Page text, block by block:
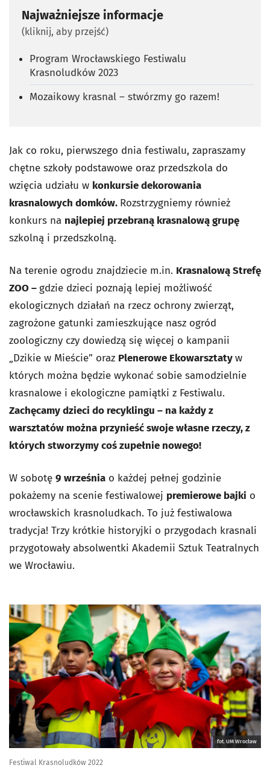
Najważniejsze informacje
(kliknij, aby przejść)
Program Wrocławskiego Festiwalu
Krasnoludków 2023
Mozaikowy krasnal – stwórzmy go razem!
Jak co roku, pierwszego dnia festiwalu, zapraszamy
chętne szkoły podstawowe oraz przedszkola do
wzięcia udziału w konkursie dekorowania
krasnalowych domków. Rozstrzygniemy również
konkurs na najlepiej przebraną krasnalową grupę
szkolną i przedszkolną.
Na terenie ogrodu znajdziecie m.in. Krasnalową Strefę
ZOO –gdzie dzieci poznają lepiej możliwość
ekologicznych działań na rzecz ochrony zwierząt,
zagrożone gatunki zamieszkujące nasz ogród
zoologiczny czy dowiedzą się więcej o kampanii
„Dzikie w Mieście” oraz Plenerowe Ekowarsztatyw
których można będzie wykonać sobie samodzielnie
krasnalowe i ekologiczne pamiątki z Festiwalu.
Zachęcamy dzieci do recyklingu – na każdy z
warsztatów można przynieść swoje własne rzeczy, z
których stworzymy coś zupełnie nowego!
W sobotę 9 września o każdej pełnej godzinie
pokażemy na scenie festiwalowej premierowe bajki o
wrocławskich krasnoludkach. To już festiwalowa
tradycja! Trzy krótkie historyjki o przygodach krasnali
przygotowały absolwentki Akademii Sztuk Teatralnych
we Wrocławiu.
fot. UM Wrocław
Festiwal Krasnoludków 2022